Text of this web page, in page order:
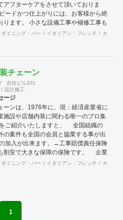
アフターケアをさせて頂いておりま
ードかつ仕上がりには、お客様から絶
ります。 小さな設備工事や補修工事も
ので、困った事が有ったら先ずは当社
ダイニング・バー イタリアン・フレンチ カフェ
チェーン
吉住ビル201
設計施工
ージ
ーンは、1976年に、現：経済産業省に
施設や店舗内装に関わる唯一のプロ集
ご紹介いたしますと、 全国組織の
案件も全国の会員と協業する事が出
入が出来ます。→工事賠償責任保険
割安で大きな保障の保険です。 企業
）→会員企業を訪問し、その強みや仕
、勝ち残るためには、会員同士の情報
ダイニング・バー イタリアン・フレンチ カフェ
1